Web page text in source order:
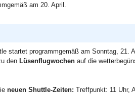
am 20. April.
startet programmgemäß am Sonntag, 21.
den Lüsenflugwochen auf die
neuen Shuttle-Zeiten: Treffpunkt: 11 Uhr,